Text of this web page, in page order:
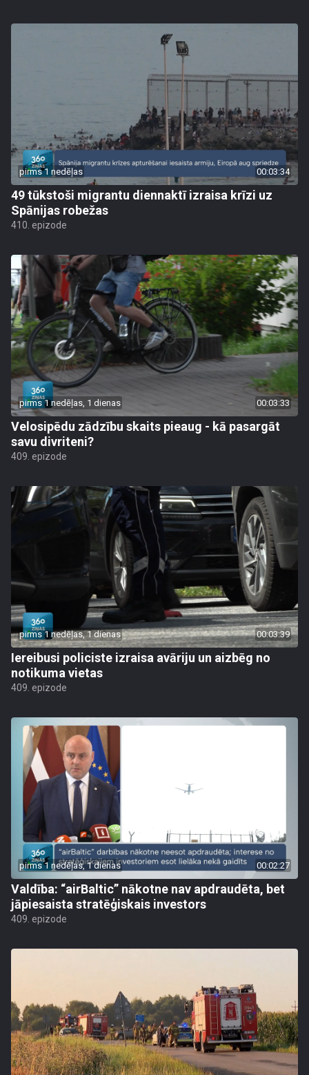
pirms 1 nedēļas 00:03:34
49 tūkstoši migrantu diennaktī izraisa krīzi uz
Spānijas robežas
410. epizode
pirms 1 nedēļas, 1 dienas 00:03:33
Velosipēdu zādzību skaits pieaug - kā pasargāt
savu divriteni?
409. epizode
pirms 1 nedēļas, 1 dienas 00:03:39
Iereibusi policiste izraisa avāriju un aizbēg no
notikuma vietas
409. epizode
pirms 1 nedēļas, 1 dienas 00:02:27
Valdība: “airBaltic” nākotne nav apdraudēta, bet
jāpiesaista stratēģiskais investors
409. epizode